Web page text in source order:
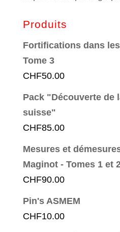
Produits
Fortifications dans
Tome 3
CHF50.00
Pack "Découverte de
suisse"
CHF85.00
Mesures et
Maginot - Tomes 1 et
CHF90.00
Pin's ASMEM
CHF10.00